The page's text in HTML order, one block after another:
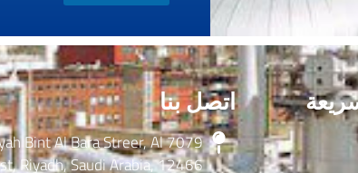
اتصل بنا
Bint Al Bara Streer, Al
Riyadh, Saudi Arabia, 12466